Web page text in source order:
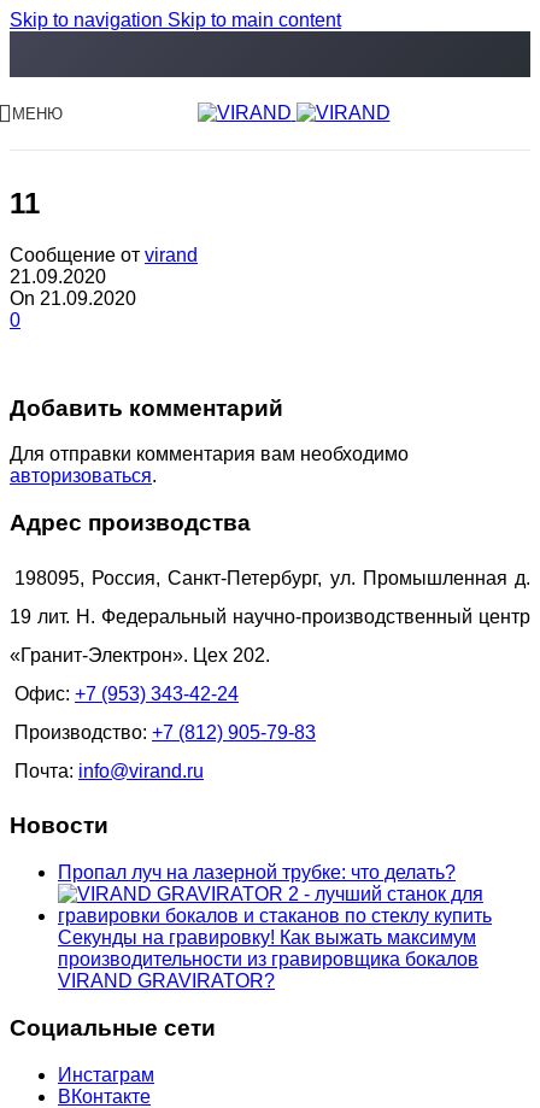
Skip to navigation Skip to main content
МЕНЮ
11
Сообщение от virand
21.09.2020
On 21.09.2020
0
Добавить комментарий
Для отправки комментария вам необходимо
авторизоваться.
Адрес производства
198095, Россия, Санкт-Петербург, ул. Промышленная д.
19 лит. Н. Федеральный научно-производственный центр
«Гранит-Электрон». Цех 202.
Офис: +7 (953) 343-42-24
Производство: +7 (812) 905-79-83
Почта: info@virand.ru
Новости
Пропал луч на лазерной трубке: что делать?
Секунды на гравировку! Как выжать максимум
производительности из гравировщика бокалов
VIRAND GRAVIRATOR?
Социальные сети
Инстаграм
ВКонтакте